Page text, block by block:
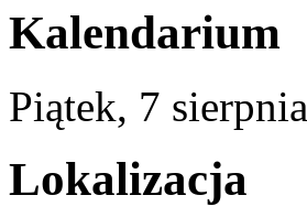
Kalendarium
Piątek, 7 sierpnia
Lokalizacja